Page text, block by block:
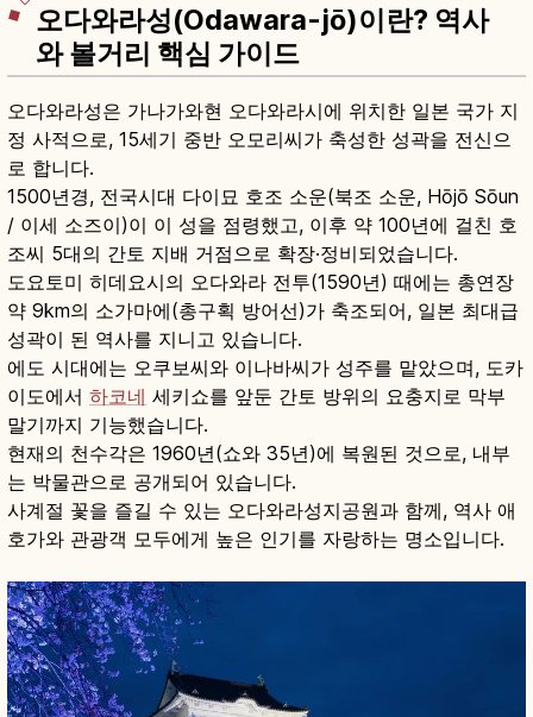
오다와라성(Odawara-jō)이란? 역사
와 볼거리 핵심 가이드
오다와라성은 가나가와현 오다와라시에 위치한 일본 국가 지
정 사적으로, 15세기 중반 오모리씨가 축성한 성곽을 전신으
로 합니다.
1500년경, 전국시대 다이묘 호조 소운(북조 소운, Hōjō Sōun
/ 이세 소즈이)이 이 성을 점령했고, 이후 약 100년에 걸친 호
조씨 5대의 간토 지배 거점으로 확장·정비되었습니다.
도요토미 히데요시의 오다와라 전투(1590년) 때에는 총연장
약 9km의 소가마에(총구획 방어선)가 축조되어, 일본 최대급
성곽이 된 역사를 지니고 있습니다.
에도 시대에는 오쿠보씨와 이나바씨가 성주를 맡았으며, 도카
이도에서 하코네 세키쇼를 앞둔 간토 방위의 요충지로 막부
말기까지 기능했습니다.
현재의 천수각은 1960년(쇼와 35년)에 복원된 것으로, 내부
는 박물관으로 공개되어 있습니다.
사계절 꽃을 즐길 수 있는 오다와라성지공원과 함께, 역사 애
호가와 관광객 모두에게 높은 인기를 자랑하는 명소입니다.